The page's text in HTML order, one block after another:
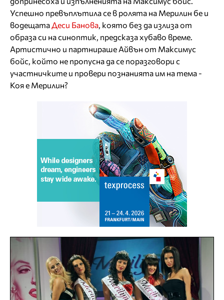
Успешно превъплътила се в ролята на Мерилин бе и
водещатаДеси Банова, която без да излиза от
образа си на синоптик, предсказа хубаво време.
Артистично и партнираше Айвън от Максимус
бойс, който не пропусна да се поразговори с
участничките и провери познанията им на тема -
Коя е Мерилин?